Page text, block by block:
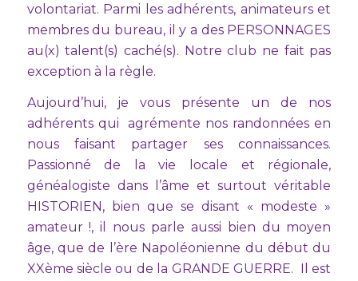
volontariat. Parmi les adhérents, animateurs et
membres du bureau, il y a des PERSONNAGES
au(x) talent(s) caché(s). Notre club ne fait pas
exception à la règle.
Aujourd’hui, je vous présente un de nos
adhérents qui agrémente nos randonnées en
nous faisant partager ses connaissances.
Passionné de la vie locale et régionale,
généalogiste dans l’âme et surtout véritable
HISTORIEN, bien que se disant « modeste »
amateur !, il nous parle aussi bien du moyen
âge, que de l’ère Napoléonienne du début du
XXème siècle ou de la GRANDE GUERRE. Il est